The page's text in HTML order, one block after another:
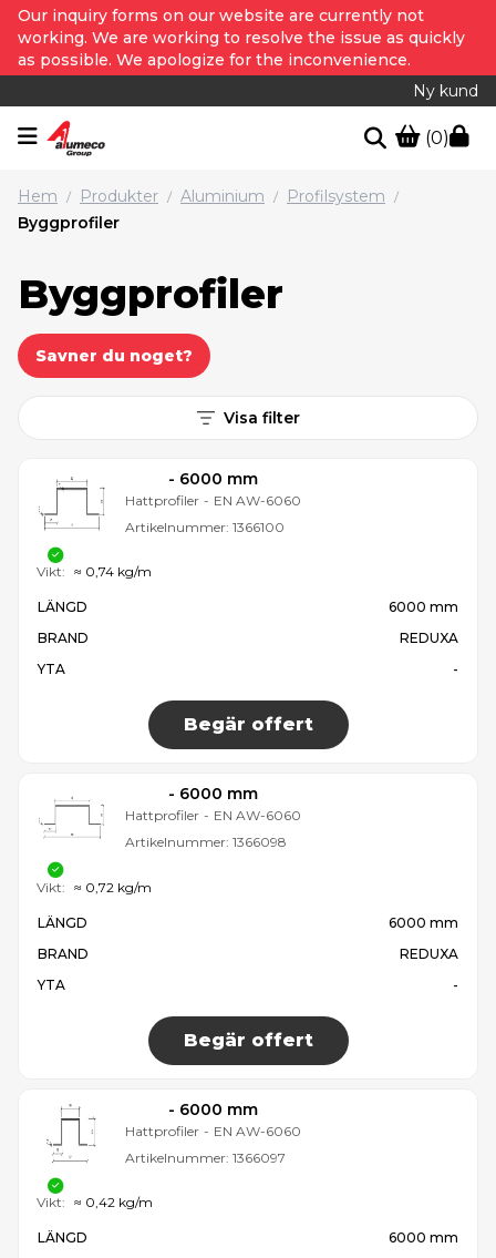
Our inquiry forms on our website are currently not
working. We are working to resolve the issue as quickly
as possible. We apologize for the inconvenience.
Ny kund
(0)
Hem / Produkter / Aluminium / Profilsystem /
Byggprofiler
Byggprofiler
Savner du noget?
Visa filter
- 6000 mm
Hattprofiler - EN AW-6060
Artikelnummer: 1366100
LÄNGD
6000 mm
BRAND
REDUXA
YTA
-
Begär offert
Vikt: ≈ 0,74 kg/m
- 6000 mm
Hattprofiler - EN AW-6060
Artikelnummer: 1366098
LÄNGD
6000 mm
BRAND
REDUXA
YTA
-
Begär offert
Vikt: ≈ 0,72 kg/m
- 6000 mm
Hattprofiler - EN AW-6060
Artikelnummer: 1366097
LÄNGD
6000 mm
Vikt: ≈ 0,42 kg/m